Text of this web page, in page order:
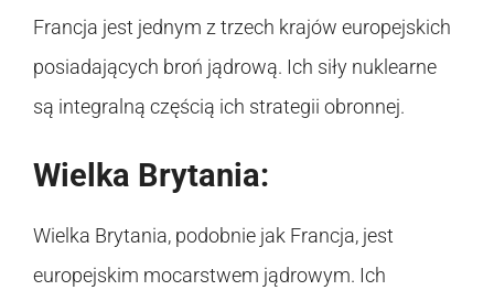
Francja jest jednym z trzech krajów europejskich
posiadających broń jądrową. Ich siły nuklearne
są integralną częścią ich strategii obronnej.
Wielka Brytania:
Wielka Brytania, podobnie jak Francja, jest
europejskim mocarstwem jądrowym. Ich